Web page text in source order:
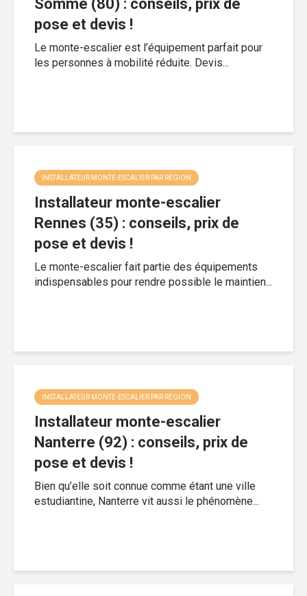
Somme (80) : conseils, prix de
pose et devis !
Le monte-escalier est l’équipement parfait pour
les personnes à mobilité réduite. Devis...
INSTALLATEUR MONTE-ESCALIER PAR RÉGION
Installateur monte-escalier
Rennes (35) : conseils, prix de
pose et devis !
Le monte-escalier fait partie des équipements
indispensables pour rendre possible le maintien...
INSTALLATEUR MONTE-ESCALIER PAR RÉGION
Installateur monte-escalier
Nanterre (92) : conseils, prix de
pose et devis !
Bien qu’elle soit connue comme étant une ville
estudiantine, Nanterre vit aussi le phénomène...